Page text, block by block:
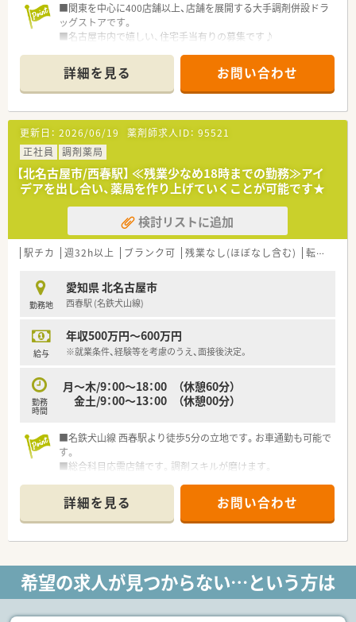
■関東を中心に400店舗以上、店舗を展開する大手調剤併設ドラ
ッグストアです。
■名古屋市内で嬉しい、住宅手当有りの募集です♪
が望める環境です。
■産休・育休実績や時短勤務など女性が働きやすい環境も整って
おり、ママ薬剤師さんにもオススメです
詳細を見る お問い合わせ
更新日： 2026/06/19 薬剤師求人ID： 95521
正社員
調剤薬局
【北名古屋市/西春駅】 ≪残業少なめ18時までの勤務≫アイ
デアを出し合い、薬局を作り上げていくことが可能です★
検討リストに追加
駅チカ 週32h以上 ブランク可 残業なし(ほぼなし含む) 転勤なし
勤務地
愛知県 北名古屋市
西春駅 (名鉄犬山線)
給与
年収500万円～600万円
※就業条件、経験等を考慮のうえ、面接後決定。
勤務
時間
月～木/9：00～18：00 （休憩60分）
金土/9：00～13：00 （休憩00分）
■名鉄犬山線 西春駅より徒歩5分の立地です。お車通勤も可能で
す。
■総合科目応需店舗です。調剤スキルが磨けます。
詳細を見る お問い合わせ
希望の求人が見つからない…という方は